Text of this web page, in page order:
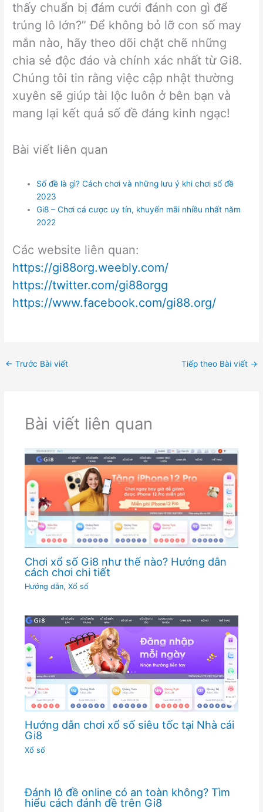
thấy chuẩn bị đám cưới đánh con gì để
trúng lô lớn?” Để không bỏ lỡ con số may
mắn nào, hãy theo dõi chặt chẽ những
chia sẻ độc đáo và chính xác nhất từ Gi8.
Chúng tôi tin rằng việc cập nhật thường
xuyên sẽ giúp tài lộc luôn ở bên bạn và
mang lại kết quả số đề đáng kinh ngạc!
Bài viết liên quan
Số đề là gì? Cách chơi và những lưu ý khi chơi số đề
2023
Gi8 – Chơi cá cược uy tín, khuyến mãi nhiều nhất năm
2022
Các website liên quan:
https://gi88org.weebly.com/
https://twitter.com/gi88orgg
https://www.facebook.com/gi88.org/
← Trước Bài viết Tiếp theo Bài viết →
Bài viết liên quan
Chơi xổ số Gi8 như thế nào? Hướng dẫn
cách chơi chi tiết
Hướng dẫn, Xổ số
Hướng dẫn chơi xổ số siêu tốc tại Nhà cái
Gi8
Xổ số
Đánh lô đề online có an toàn không? Tìm
hiểu cách đánh đề trên Gi8